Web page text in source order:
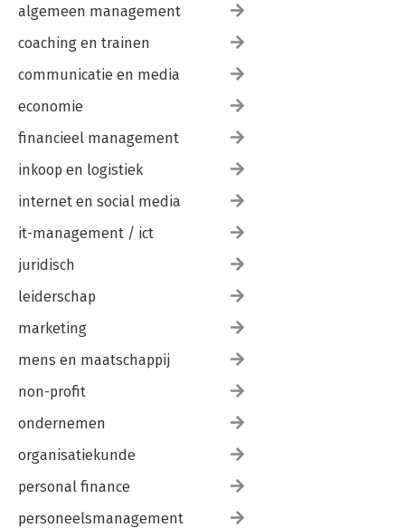
algemeen management
coaching en trainen
communicatie en media
economie
financieel management
inkoop en logistiek
internet en social media
it-management / ict
juridisch
leiderschap
marketing
mens en maatschappij
non-profit
ondernemen
organisatiekunde
personal finance
personeelsmanagement